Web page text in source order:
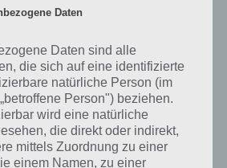
Gold ist ein weiteres tolles Spiel
und kann die Level schaffen, solange
fährt, um die feindlichen Wellen zu
Dwellers Gold ist die Art, wie das Genre
werden hier Einheiten auf den Pfaden
die Art der Kämpfer
Daten
Daten sind alle
die sich auf eine identifizierte
natürliche Person (im
Person") beziehen.
wird eine natürliche
die direkt oder indirekt,
mittels Zuordnung zu einer
einem Namen, zu einer